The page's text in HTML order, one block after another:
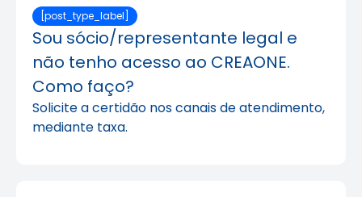
[post_type_label]
Sou sócio/representante legal e
não tenho acesso ao CREAONE.
Como faço?
Solicite a certidão nos canais de atendimento,
mediante taxa.